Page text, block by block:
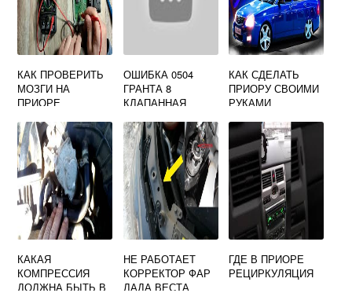
КАК ПРОВЕРИТЬ
МОЗГИ НА
ПРИОРЕ
ОШИБКА 0504
ГРАНТА 8
КЛАПАННАЯ
НЕИСПРАВНОСТИ
КАК СДЕЛАТЬ
ПРИОРУ СВОИМИ
РУКАМИ
КАКАЯ
КОМПРЕССИЯ
ДОЛЖНА БЫТЬ В
НЕ РАБОТАЕТ
КОРРЕКТОР ФАР
ЛАДА ВЕСТА
ГДЕ В ПРИОРЕ
РЕЦИРКУЛЯЦИЯ